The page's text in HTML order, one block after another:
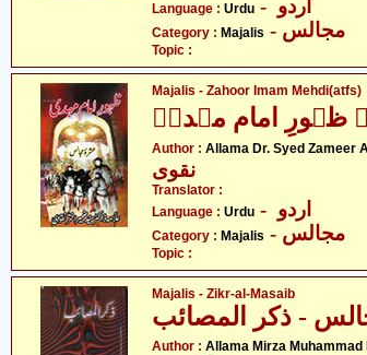
Language : Urdu
Category : Majalis - مجالس
Topic :
Majalis - Zahoor Imam Mehdi(atfs)
ظہورِ امام مہدیؑ
Author : Allama Dr. Syed Zameer
نقوی
Translator :
Language : Urdu
Category : Majalis - مجالس
Topic :
Majalis - Zikr-al-Masaib
Author : Allama Mirza Muhammad